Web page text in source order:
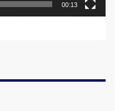
00:13